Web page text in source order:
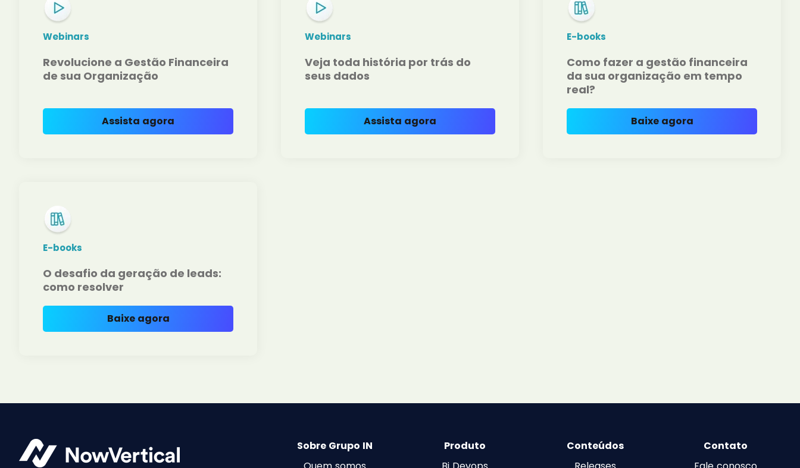
Webinars
Revolucione a Gestão Financeira
de sua Organização
Assista agora
Webinars
Veja toda história por trás do
seus dados
Assista agora
E-books
Como fazer a gestão financeira
da sua organização em tempo
real?
Baixe agora
E-books
O desafio da geração de leads:
como resolver
Baixe agora
Sobre Grupo IN
Produto
Conteúdos
Contato